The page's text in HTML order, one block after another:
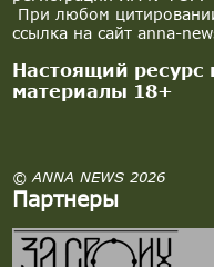
При любом
ссылка на сайт anna-
Настоящий ресурс
материалы 18+
© ANNA NEWS 2026
Партнеры